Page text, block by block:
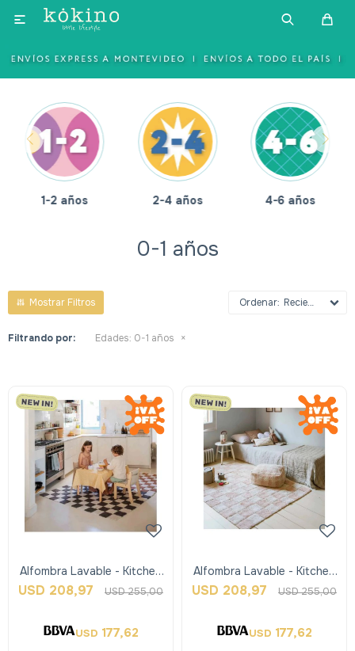

1-2 años 2-4 años 4-6 años
0-1 años
Recientes
Filtrando por: Edades: 0-1 años
Alfombra Lavable - Kitchen
Tiles - Negro - Lorena
USD 208,97 USD255,00
USD 177,62
Alfombra Lavable - Kitchen
Tiles - Rosa - Lorena Canals
USD 208,97 USD255,00
USD 177,62